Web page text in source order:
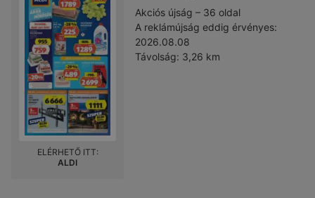
Akciós újság – 36 oldal
A reklámújság eddig érvényes:
2026.08.08
Távolság: 3,26 km
ELÉRHETŐ ITT:
ALDI